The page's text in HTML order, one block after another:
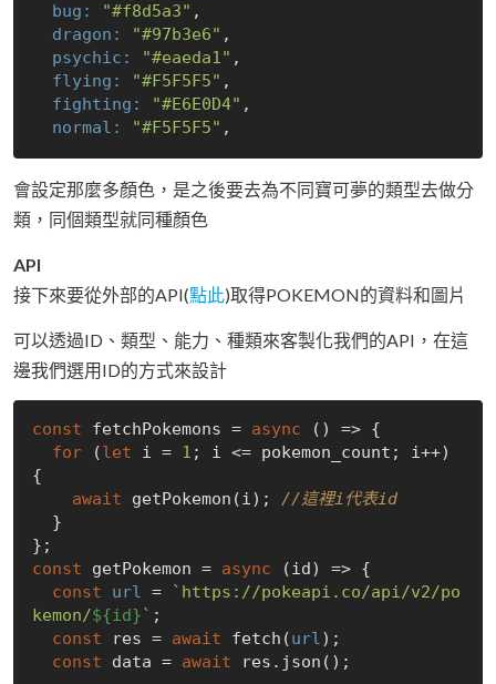
  bug:
"#f8d5a3"
  dragon:
"#97b3e6"
  psychic:
"#eaeda1"
  flying:
"#F5F5F5"
  fighting:
"#E6E0D4"
  normal:
"#F5F5F5"
會設定那麼多顏色，是之後要去為不同寶可夢的類型去做分
類，同個類型就同種顏色
API
接下來要從外部的API(點此)取得POKEMON的資料和圖片
可以透過ID、類型、能力、種類來客製化我們的API，在這
邊我們選用ID的方式來設計
const fetchPokemons = async () => {
for (let i = 1 ; i <= pokemon_count; i++)
{
await getPokemon(i); //這裡i代表id
const getPokemon = async (id) => {
const
url =
`https://pokeapi.co/api/v2/po
kemon/${id}` ;
const res = await fetch(url);
const data = await res.json();